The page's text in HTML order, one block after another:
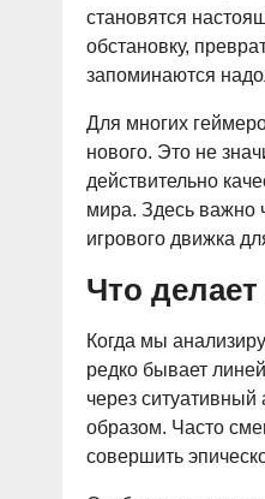
становятся
обстановку,
запоминаются
Для многих
нового. Это не
действительно
мира. Здесь важно
игрового движка
Что
Когда мы
редко бывает
через
образом. Часто
совершить